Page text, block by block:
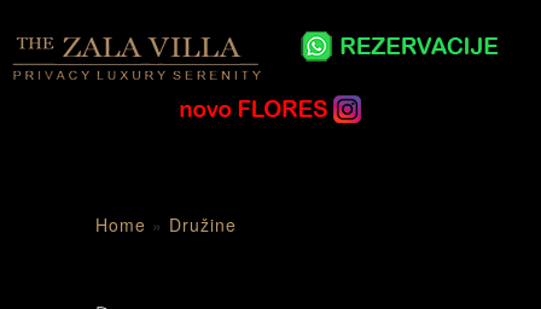
Home » Družine